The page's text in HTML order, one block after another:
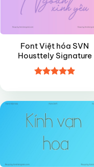
Font Việt hóa SVN
Housttely Signature
hạng55
sao